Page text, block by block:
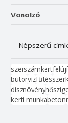
Vonalzó
Népszerű
szerszámkert
bútorvízfűtés
dísznövény
kerti munkabeton